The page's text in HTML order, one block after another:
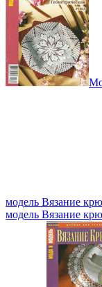
модель Вязание
модель Вязание